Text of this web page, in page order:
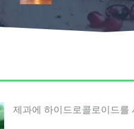
제과에 하이드로콜로이드를